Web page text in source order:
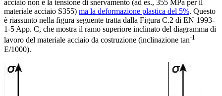
acciaio non è la tensione di snervamento (ad es., 355 MPa per il
materiale acciaio S355) ma la deformazione plastica del 5%. Questo
è riassunto nella figura seguente tratta dalla Figura C.2 di EN 1993-
1-5 App. C, che mostra il ramo superiore inclinato del diagramma di
lavoro del materiale acciaio da costruzione (inclinazione tan-1
E/1000).